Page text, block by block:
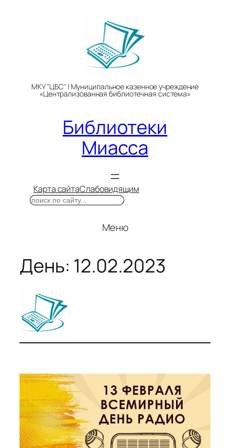
МКУ "ЦБС" | Муниципальное казенное учреждение
«Централизованная библиотечная система»
Библиотеки
Миасса
Карта сайтаСлабовидящим
Поиск
Меню
День: 12.02.2023